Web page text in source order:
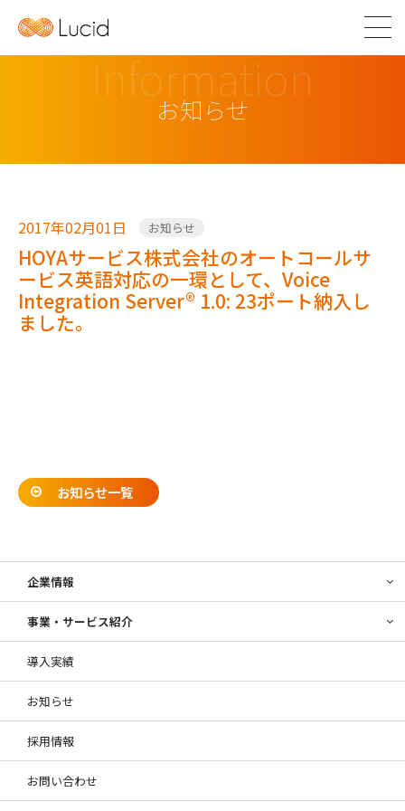
Information
お知らせ
2017年02月01日 お知らせ
HOYAサービス株式会社のオートコールサ
ービス英語対応の一環として、Voice
Integration Server® 1.0: 23ポート納入し
ました。
お知らせ一覧
企業情報
事業・サービス紹介
導入実績
お知らせ
採用情報
お問い合わせ